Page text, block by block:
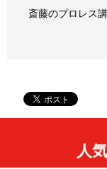
斎藤のプロレス
人